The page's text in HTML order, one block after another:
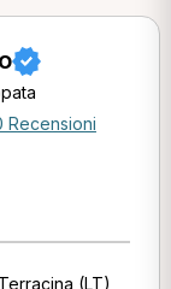
Recensioni
(LT)